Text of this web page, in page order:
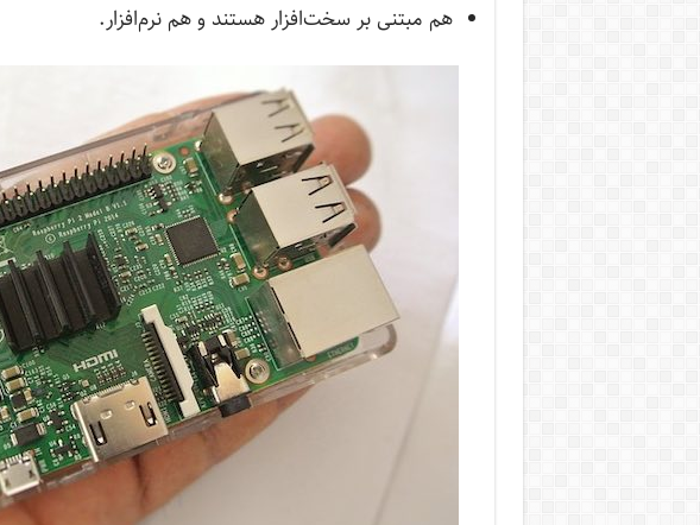
هم مبتنی بر سخت‌افزار هستند و هم نرم‌افزار.